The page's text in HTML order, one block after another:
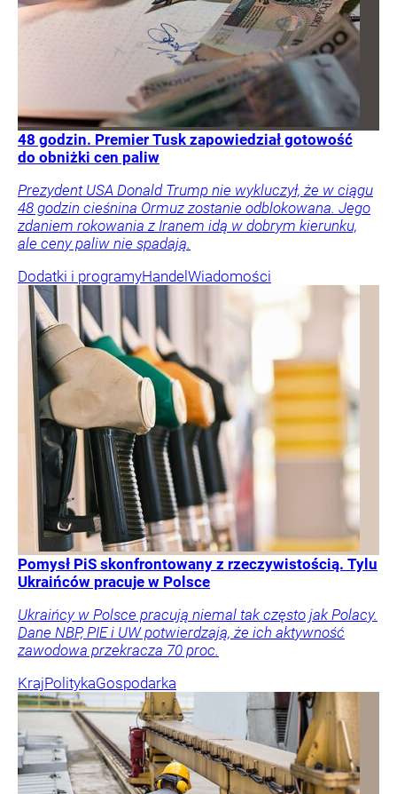
48 godzin. Premier Tusk zapowiedział gotowość
do obniżki cen paliw
Prezydent USA Donald Trump nie wykluczył, że w ciągu
48 godzin cieśnina Ormuz zostanie odblokowana. Jego
zdaniem rokowania z Iranem idą w dobrym kierunku,
ale ceny paliw nie spadają.
Dodatki i programyHandel Wiadomości
Pomysł PiS skonfrontowany z rzeczywistością. Tylu
Ukraińców pracuje w Polsce
Ukraińcy w Polsce pracują niemal tak często jak Polacy.
Dane NBP, PIE i UW potwierdzają, że ich aktywność
zawodowa przekracza 70 proc.
KrajPolitykaGospodarka